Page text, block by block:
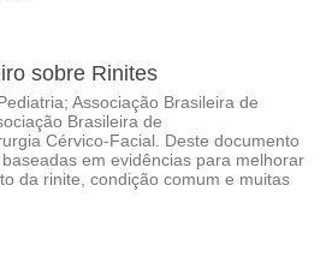
sobre Rinites
Associação Brasileira de
Brasileira de
Cérvico-Facial. Deste documento
em evidências para melhorar
da rinite, condição comum e muitas